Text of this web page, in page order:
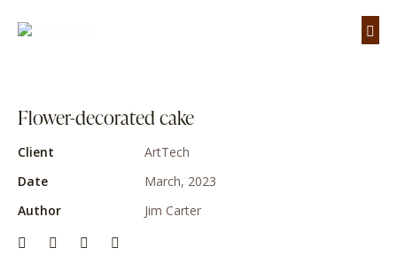
Flower-decorated cake
Client
ArtTech
Date
March, 2023
Author
Jim Carter